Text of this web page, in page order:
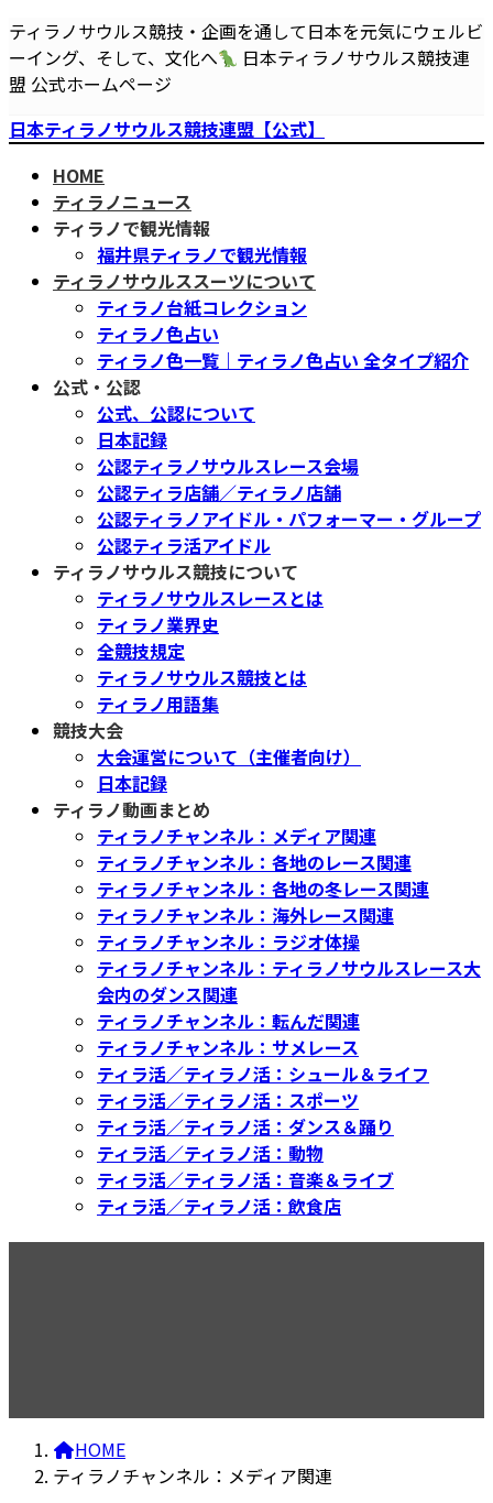
コ
ン
テ
ツ
ナ
ビ
ゲ
シ
ティラノサウルス競技・企画を通して日本を元気にウェルビ
ーイング、そして、文化へ
日本ティラノサウルス競技連
盟 公式ホームページ
日本ティラノサウルス競技連盟【公式】
HOME
ティラノニュース
ティラノで観光情報
福井県ティラノで観光情報
ティラノサウルススーツについて
ティラノ台紙コレクション
ティラノ色占い
ティラノ色一覧｜ティラノ色占い 全タイプ紹介
公式・公認
公式、公認について
日本記録
公認ティラノサウルスレース会場
公認ティラ店舗／ティラノ店舗
公認ティラノアイドル・パフォーマー・グループ
公認ティラ活アイドル
ティラノサウルス競技について
ティラノサウルスレースとは
ティラノ業界史
全競技規定
ティラノサウルス競技とは
ティラノ用語集
競技大会
大会運営について（主催者向け）
日本記録
ティラノ動画まとめ
ティラノチャンネル：メディア関連
ティラノチャンネル：各地のレース関連
ティラノチャンネル：各地の冬レース関連
ティラノチャンネル：海外レース関連
ティラノチャンネル：ラジオ体操
ティラノチャンネル：ティラノサウルスレース大
会内のダンス関連
ティラノチャンネル：転んだ関連
ティラノチャンネル：サメレース
ティラ活／ティラノ活：シュール＆ライフ
ティラ活／ティラノ活：スポーツ
ティラ活／ティラノ活：ダンス＆踊り
ティラ活／ティラノ活：動物
ティラ活／ティラノ活：音楽＆ライブ
ティラ活／ティラノ活：飲食店
HOME
ティラノチャンネル：メディア関連